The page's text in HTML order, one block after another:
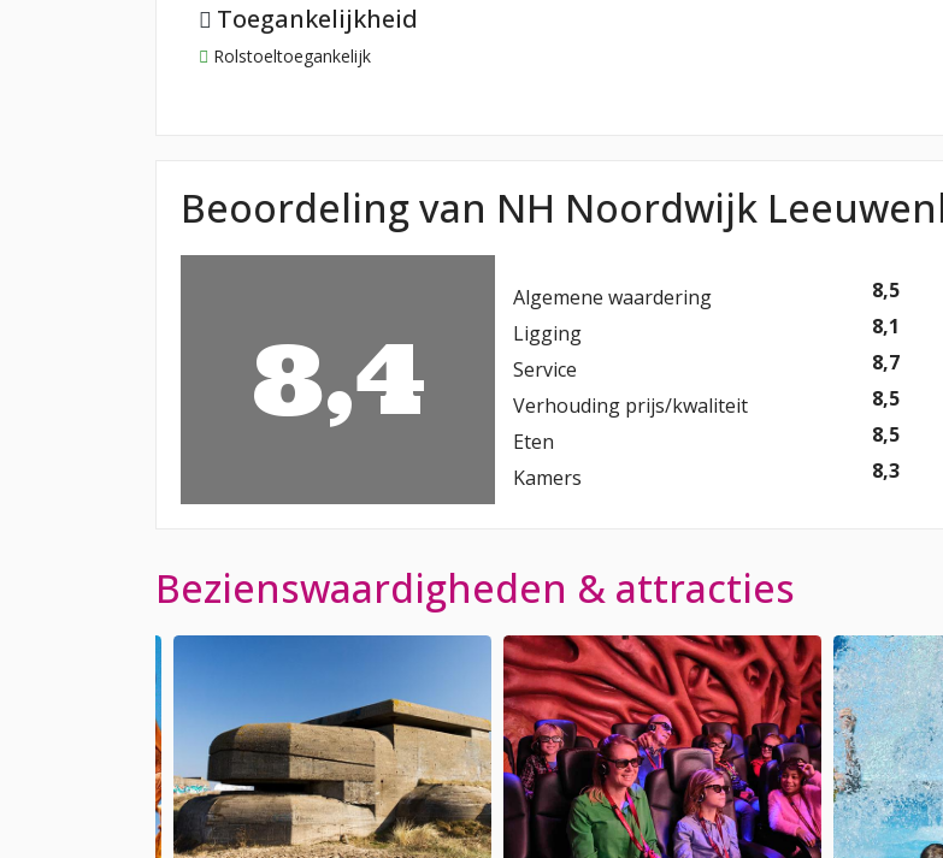
Toegankelijkheid
Rolstoeltoegankelijk
Beoordeling van NH Noordwijk
8,4
Algemene waardering
8,5
Ligging
8,1
Service
8,7
Verhouding prijs/kwaliteit
8,5
Eten
8,5
Kamers
8,3
Bezienswaardigheden & attracties